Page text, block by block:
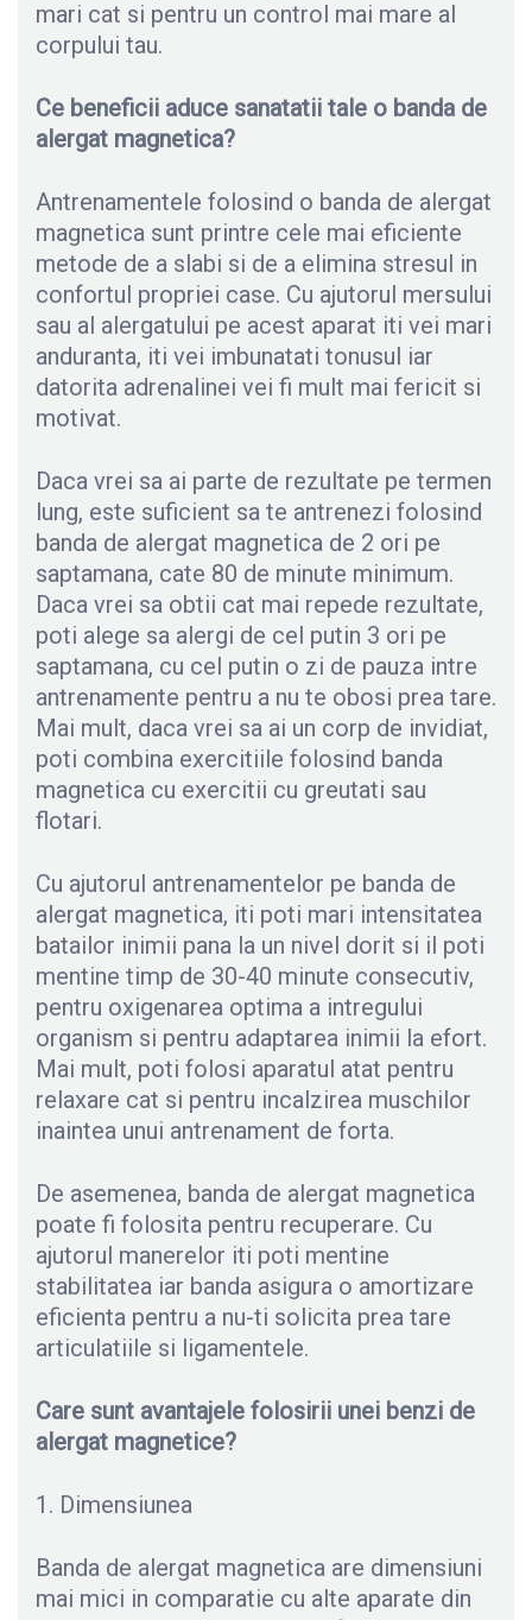
mari cat si pentru un control mai mare al
corpului tau.
Ce beneficii aduce sanatatii tale o banda de
alergat magnetica?
Antrenamentele folosind o banda de alergat
magnetica sunt printre cele mai eficiente
metode de a slabi si de a elimina stresul in
confortul propriei case. Cu ajutorul mersului
sau al alergatului pe acest aparat iti vei mari
anduranta, iti vei imbunatati tonusul iar
datorita adrenalinei vei fi mult mai fericit si
motivat.
Daca vrei sa ai parte de rezultate pe termen
lung, este suficient sa te antrenezi folosind
banda de alergat magnetica de 2 ori pe
saptamana, cate 80 de minute minimum.
Daca vrei sa obtii cat mai repede rezultate,
poti alege sa alergi de cel putin 3 ori pe
saptamana, cu cel putin o zi de pauza intre
antrenamente pentru a nu te obosi prea tare.
Mai mult, daca vrei sa ai un corp de invidiat,
poti combina exercitiile folosind banda
magnetica cu exercitii cu greutati sau
flotari.
Cu ajutorul antrenamentelor pe banda de
alergat magnetica, iti poti mari intensitatea
batailor inimii pana la un nivel dorit si il poti
mentine timp de 30-40 minute consecutiv,
pentru oxigenarea optima a intregului
organism si pentru adaptarea inimii la efort.
Mai mult, poti folosi aparatul atat pentru
relaxare cat si pentru incalzirea muschilor
inaintea unui antrenament de forta.
De asemenea, banda de alergat magnetica
poate fi folosita pentru recuperare. Cu
ajutorul manerelor iti poti mentine
stabilitatea iar banda asigura o amortizare
eficienta pentru a nu-ti solicita prea tare
articulatiile si ligamentele.
Care sunt avantajele folosirii unei benzi de
alergat magnetice?
1. Dimensiunea
Banda de alergat magnetica are dimensiuni
mai mici in comparatie cu alte aparate din